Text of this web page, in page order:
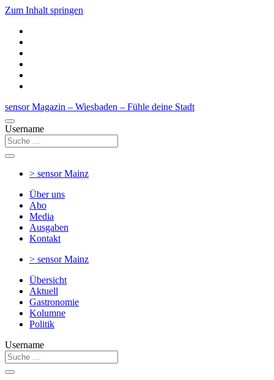
Zum Inhalt springen
sensor Magazin – Wiesbaden – Fühle deine Stadt
Username
> sensorMainz
Über uns
Abo
Media
Ausgaben
Kontakt
> sensorMainz
Übersicht
Aktuell
Gastronomie
Kolumne
Politik
Username